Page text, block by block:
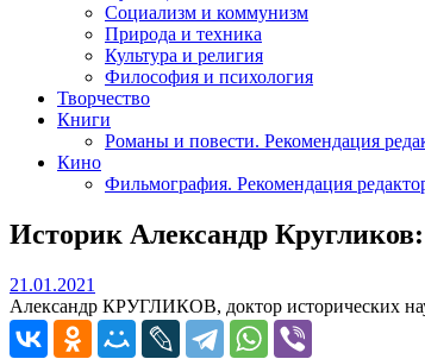
Социализм и коммунизм
Природа и техника
Культура и религия
Философия и психология
Творчество
Книги
Романы и повести. Рекомендация
Кино
Фильмография. Рекомендация
Историк Александр
21.01.2021
Александр КРУГЛИКОВ, доктор исторических